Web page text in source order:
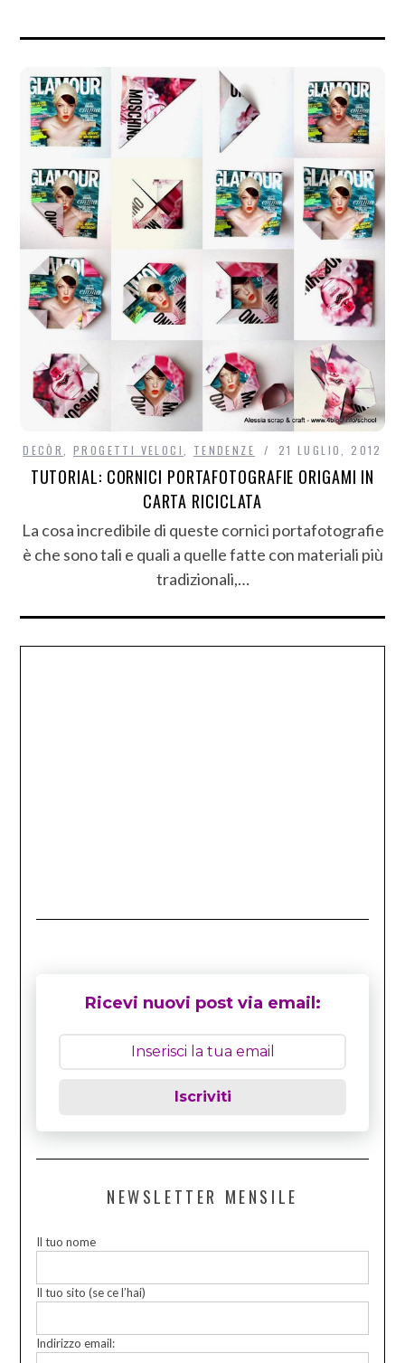
DECÒR PROGETTI VELOCI TENDENZE 21 LUGLIO, 2012
TUTORIAL: CORNICI PORTAFOTOGRAFIE ORIGAMI IN
CARTA RICICLATA
La cosa incredibile di queste cornici portafotografie
è che sono tali e quali a quelle fatte con materiali più
tradizionali,…
Ricevi nuovi post via email:
Iscriviti
NEWSLETTER MENSILE
Il tuo nome
Il tuo sito (se ce l’hai)
Indirizzo email: